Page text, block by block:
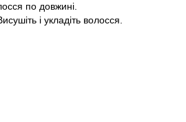
по довжині.
і укладіть волосся.